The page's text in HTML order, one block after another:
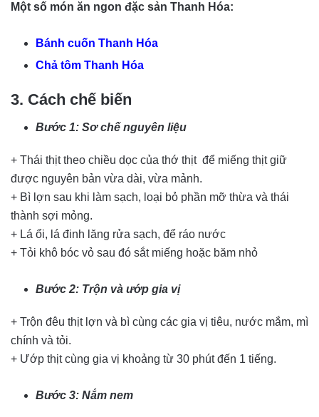
Một số món ăn ngon đặc sản Thanh Hóa:
Bánh cuốn Thanh Hóa
Chả tôm Thanh Hóa
3. Cách chế biến
Bước 1: Sơ chế nguyên liệu
+ Thái thịt theo chiều dọc của thớ thịt để miếng thịt giữ
được nguyên bản vừa dài, vừa mảnh.
+ Bì lợn sau khi làm sạch, loại bỏ phần mỡ thừa và thái
thành sợi mỏng.
+ Lá ổi, lá đinh lăng rửa sạch, để ráo nước
+ Tỏi khô bóc vỏ sau đó sắt miếng hoặc băm nhỏ
Bước 2: Trộn và ướp gia vị
+ Trộn đêu thịt lợn và bì cùng các gia vị tiêu, nước mắm, mì
chính và tỏi.
+ Ướp thịt cùng gia vị khoảng từ 30 phút đến 1 tiếng.
Bước 3: Nắm nem